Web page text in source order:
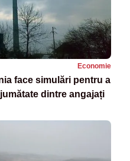
Economie
face simulări pentru a
dintre angajați